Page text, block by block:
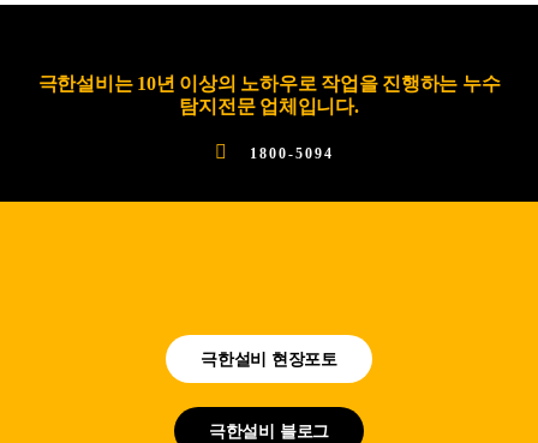
극한설비는 10년 이상의 노하우로 작업을 진행하는 누수
탐지전문 업체입니다.
1800-5094
극한설비 현장포토
극한설비 블로그